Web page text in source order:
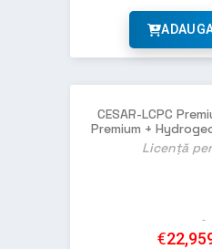
CESAR-LCPC
Premium +
Licență
€